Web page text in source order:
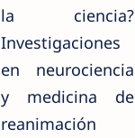
la ciencia?
Investigaciones
en neurociencia
y medicina de
reanimación